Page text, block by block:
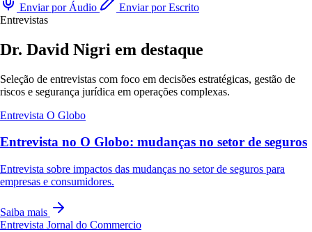
Enviar por Áudio
Enviar por Escrito
Entrevistas
Dr. David Nigri em destaque
Seleção de entrevistas com foco em decisões estratégicas, gestão de
riscos e segurança jurídica em operações complexas.
Entrevista O Globo
Entrevista no O Globo: mudanças no setor de seguros
Entrevista sobre impactos das mudanças no setor de seguros para
empresas e consumidores.
Saiba mais
Entrevista Jornal do Commercio